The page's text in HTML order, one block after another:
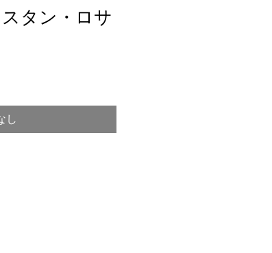
タン・ロサ
し